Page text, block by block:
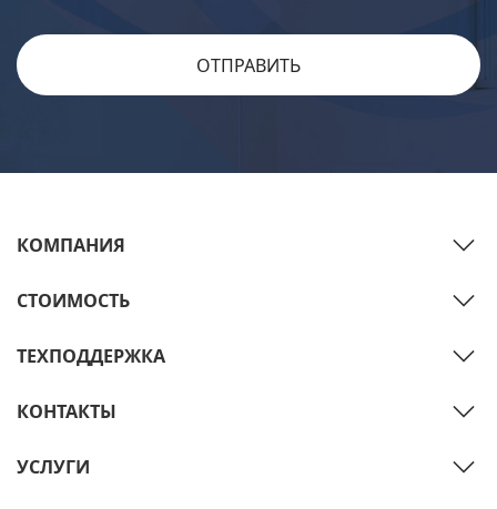
КОМПАНИЯ
СТОИМОСТЬ
ТЕХПОДДЕРЖКА
КОНТАКТЫ
УСЛУГИ